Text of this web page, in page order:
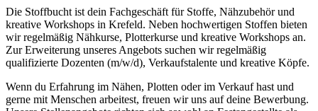
Die Stoffbucht ist dein Fachgeschäft für Stoffe, Nähzubehör und
kreative Workshops in Krefeld. Neben hochwertigen Stoffen bieten
wir regelmäßig Nähkurse, Plotterkurse und kreative Workshops an.
Zur Erweiterung unseres Angebots suchen wir regelmäßig
qualifizierte Dozenten (m/w/d), Verkaufstalente und kreative Köpfe.
Wenn du Erfahrung im Nähen, Plotten oder im Verkauf hast und
gerne mit Menschen arbeitest, freuen wir uns auf deine Bewerbung.